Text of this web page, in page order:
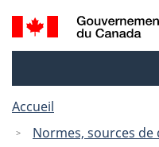
Recherche
et
Accueil
Normes, sources